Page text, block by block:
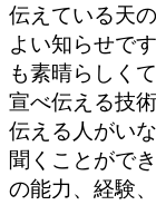
伝えている天
よい知らせで
も素晴らしく
宣べ伝える技
伝える人がい
聞くことがで
の能力、経験